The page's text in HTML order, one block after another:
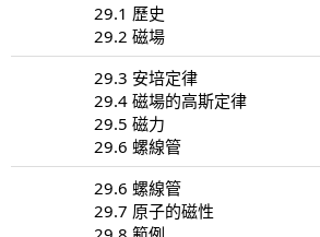
29.1 歷史
29.2 磁場
29.3 安培定律
29.4 磁場的高斯定律
29.5 磁力
29.6 螺線管
29.6 螺線管
29.7 原子的磁性